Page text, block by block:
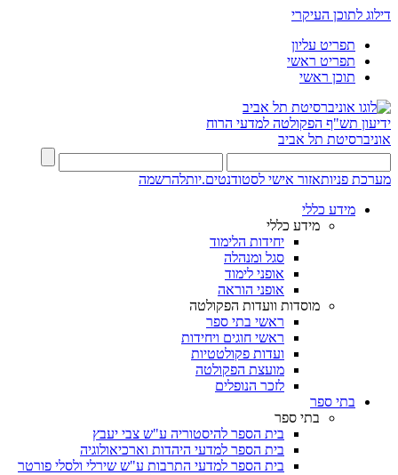
דילוג לתוכן העיקרי
תפריט עליון
תפריט ראשי
תוכן ראשי
ידיעון תש"ף הפקולטה למדעי הרוח
אוניברסיטת תל אביב
מערכת פניותאזור אישי לסטודנטים.יותלהרשמה
מידע כללי
מידע כללי
יחידות הלימוד
סגל ומנהלה
אופני לימוד
אופני הוראה
מוסדות וועדות הפקולטה
ראשי בתי ספר
ראשי חוגים ויחידות
ועדות פקולטטיות
מועצת הפקולטה
לזכר הנופלים
בתי ספר
בתי ספר
בית הספר להיסטוריה ע"ש צבי יעבץ
בית הספר למדעי היהדות וארכיאולוגיה
בית הספר למדעי התרבות ע"ש שירלי ולסלי פורטר